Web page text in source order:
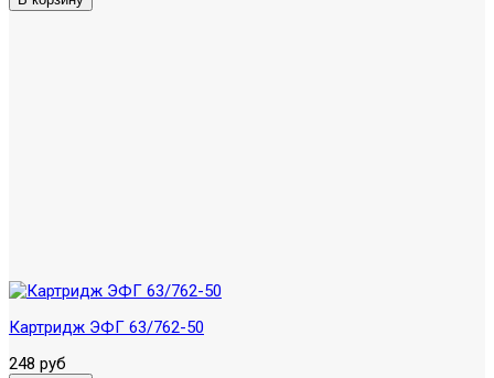
Картридж ЭФГ 63/762-50
248 руб